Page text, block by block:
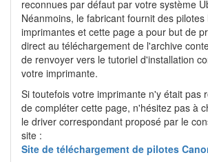
reconnues par défaut par votre système
Néanmoins, le fabricant fournit des
imprimantes et cette page a pour but de
direct au téléchargement de l'archive
de renvoyer vers le tutoriel d'installation
votre imprimante.
Si toutefois votre imprimante n'y était pas
de compléter cette page, n'hésitez pas à
le driver correspondant proposé par le
site :
Site de téléchargement de pilotes